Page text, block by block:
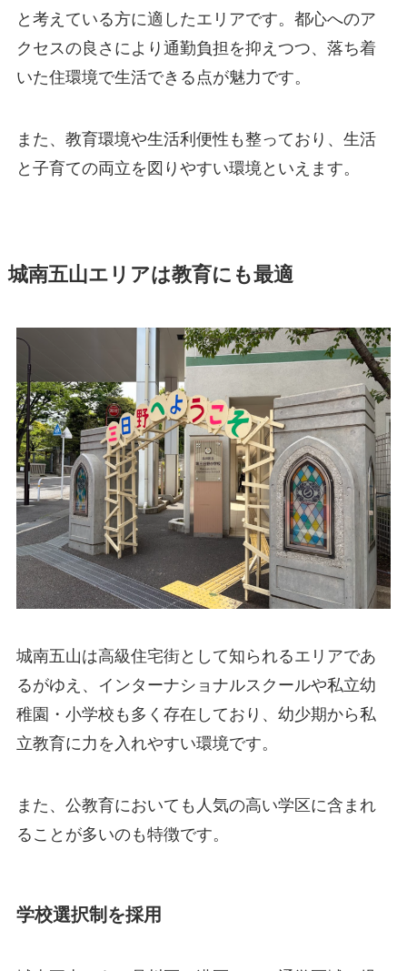
と考えている方に適したエリアです。都心へのア
クセスの良さにより通勤負担を抑えつつ、落ち着
いた住環境で生活できる点が魅力です。
また、教育環境や生活利便性も整っており、生活
と子育ての両立を図りやすい環境といえます。
城南五山エリアは教育にも最適
城南五山は高級住宅街として知られるエリアであ
るがゆえ、インターナショナルスクールや私立幼
稚園・小学校も多く存在しており、幼少期から私
立教育に力を入れやすい環境です。
また、公教育においても人気の高い学区に含まれ
ることが多いのも特徴です。
学校選択制を採用